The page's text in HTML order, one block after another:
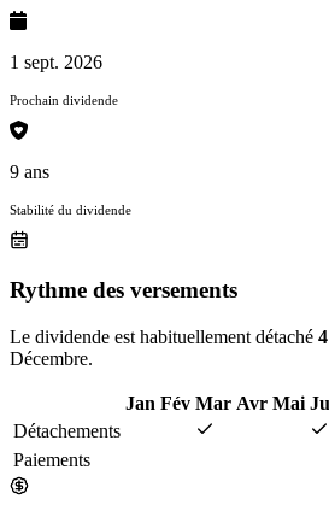
1 sept. 2026
Prochain dividende
9 ans
Stabilité du dividende
Rythme des versements
Le dividende est habituellement détaché
Décembre.
Jan Fév Mar Avr Mai
Détachements
Paiements